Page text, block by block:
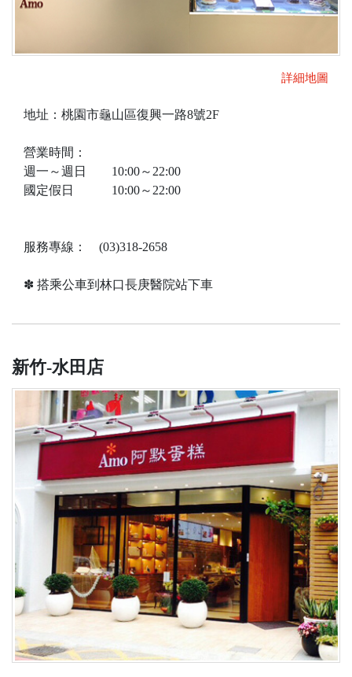
詳細地圖
地址：桃園市龜山區復興一路8號2F
營業時間：
週一～週日 10:00～22:00
國定假日 10:00～22:00
服務專線： (03)318-2658
✽ 搭乘公車到林口長庚醫院站下車
新竹-水田店